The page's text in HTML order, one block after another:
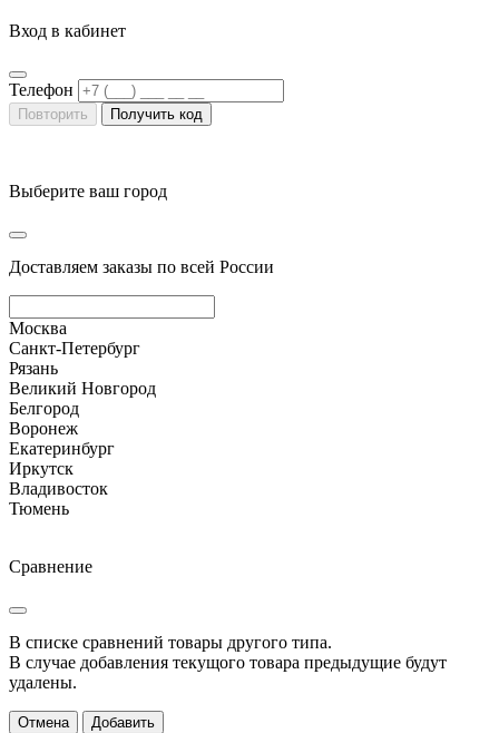
Вход в кабинет
Телефон
Повторить Получить код
Выберите ваш город
Доставляем заказы по всей России
Москва
Санкт-Петербург
Рязань
Великий Новгород
Белгород
Воронеж
Екатеринбург
Иркутск
Владивосток
Тюмень
Сравнение
В списке сравнений товары другого типа.
В случае добавления текущого товара предыдущие будут
удалены.
Отмена Добавить